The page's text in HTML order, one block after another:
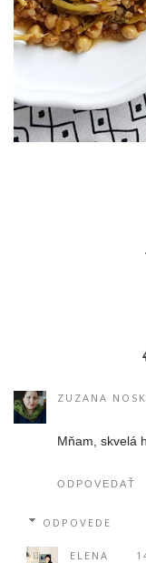
ZUZANA
Mňam, skvelá
ODPOVEDAŤ
ODPOVEDE
ELENA